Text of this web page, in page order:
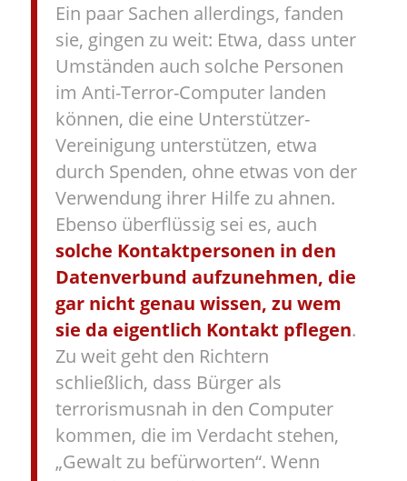
Ein paar Sachen allerdings, fanden
sie, gingen zu weit: Etwa, dass unter
Umständen auch solche Personen
im Anti-Terror-Computer landen
können, die eine Unterstützer-
Vereinigung unterstützen, etwa
durch Spenden, ohne etwas von der
Verwendung ihrer Hilfe zu ahnen.
Ebenso überflüssig sei es, auch
solche Kontaktpersonen in den
Datenverbund aufzunehmen, die
gar nicht genau wissen, zu wem
sie da eigentlich Kontakt pflegen.
Zu weit geht den Richtern
schließlich, dass Bürger als
terrorismusnah in den Computer
kommen, die im Verdacht stehen,
„Gewalt zu befürworten“. Wenn